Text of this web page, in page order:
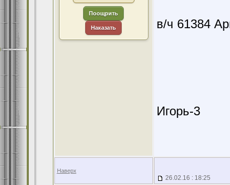
Поощрить
Наказать в/ч 61384
Игорь-3
Наверх
26.02.16 : 18:25